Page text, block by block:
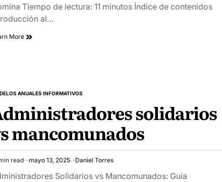
Tiempo de lectura: 11 minutos Índice de contenidos
al…
More
ANUALES INFORMATIVOS
solidarios
mancomunados
read mayo 13, 2025 Daniel Torres
Solidarios vs Mancomunados: Guía